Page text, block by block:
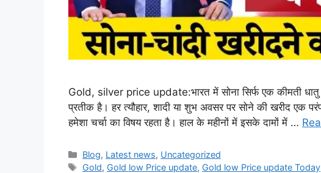
Gold, silver price update:भारत में सोना सिर्फ एक कीमती धातु
प्रतीक है। हर त्यौहार, शादी या शुभ अवसर पर सोने की खरीद एक
हमेशा चर्चा का विषय रहता है। हाल के महीनों में इसके दामों में …
Categories
Blog, Latest news, Uncategorized
Tags
Gold, Gold low Price update, Gold low Price update Today